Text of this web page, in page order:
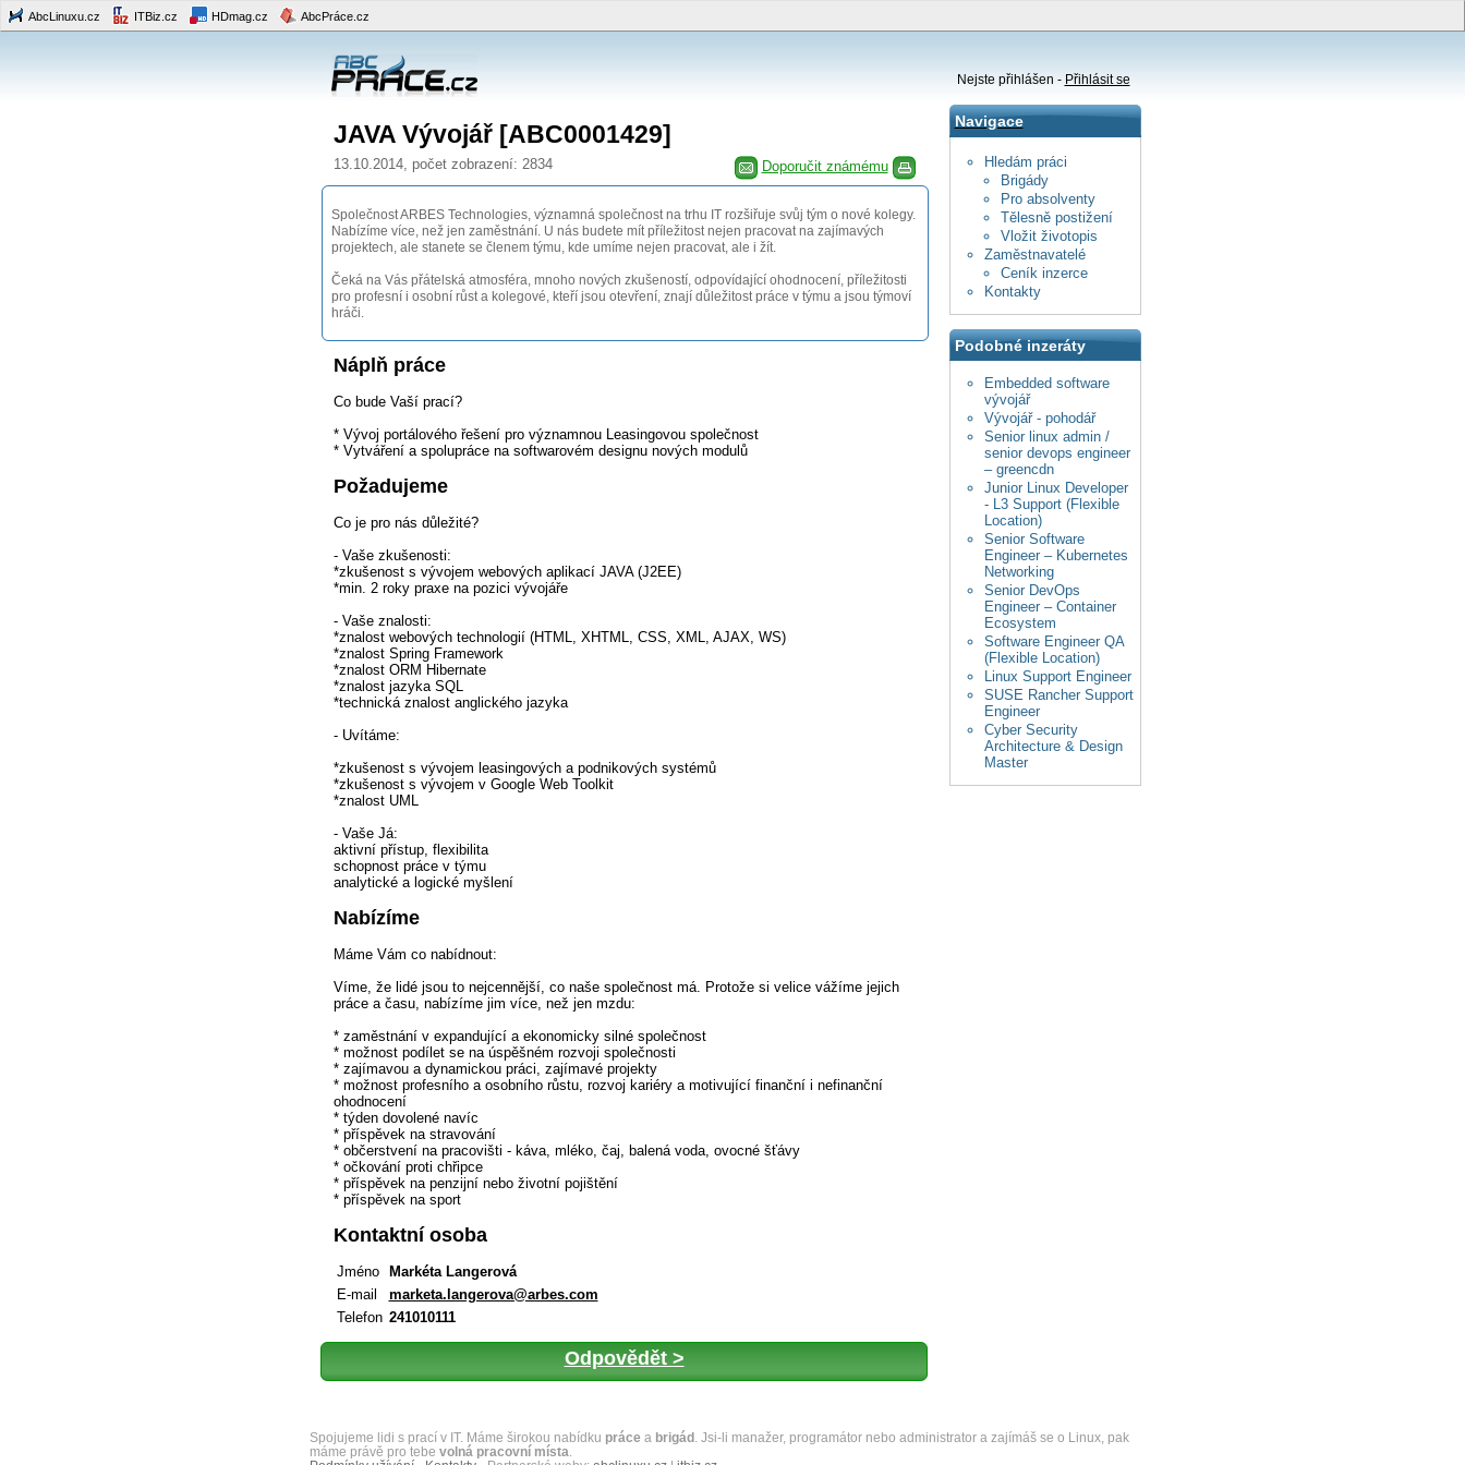
AbcLinuxu.cz ITBiz.cz HDmag.cz AbcPráce.cz
Nejste přihlášen - Přihlásit se
JAVA Vývojář [ABC0001429]
Doporučit známému
13.10.2014, počet zobrazení: 2834
Společnost ARBES Technologies, významná společnost na trhu IT rozšiřuje svůj tým o nové kolegy.
Nabízíme více, než jen zaměstnání. U nás budete mít příležitost nejen pracovat na zajímavých
projektech, ale stanete se členem týmu, kde umíme nejen pracovat, ale i žít.
Čeká na Vás přátelská atmosféra, mnoho nových zkušeností, odpovídající ohodnocení, příležitosti
pro profesní i osobní růst a kolegové, kteří jsou otevření, znají důležitost práce v týmu a jsou týmoví
hráči.
Náplň práce
Co bude Vaší prací?
* Vývoj portálového řešení pro významnou Leasingovou společnost
* Vytváření a spolupráce na softwarovém designu nových modulů
Požadujeme
Co je pro nás důležité?
- Vaše zkušenosti:
*zkušenost s vývojem webových aplikací JAVA (J2EE)
*min. 2 roky praxe na pozici vývojáře
- Vaše znalosti:
*znalost webových technologií (HTML, XHTML, CSS, XML, AJAX, WS)
*znalost Spring Framework
*znalost ORM Hibernate
*znalost jazyka SQL
*technická znalost anglického jazyka
- Uvítáme:
*zkušenost s vývojem leasingových a podnikových systémů
*zkušenost s vývojem v Google Web Toolkit
*znalost UML
- Vaše Já:
aktivní přístup, flexibilita
schopnost práce v týmu
analytické a logické myšlení
Nabízíme
Máme Vám co nabídnout:
Víme, že lidé jsou to nejcennější, co naše společnost má. Protože si velice vážíme jejich
práce a času, nabízíme jim více, než jen mzdu:
* zaměstnání v expandující a ekonomicky silné společnost
* možnost podílet se na úspěšném rozvoji společnosti
* zajímavou a dynamickou práci, zajímavé projekty
* možnost profesního a osobního růstu, rozvoj kariéry a motivující finanční i nefinanční
ohodnocení
* týden dovolené navíc
* příspěvek na stravování
* občerstvení na pracovišti - káva, mléko, čaj, balená voda, ovocné šťávy
* očkování proti chřipce
* příspěvek na penzijní nebo životní pojištění
* příspěvek na sport
Kontaktní osoba
Jméno
Markéta Langerová
E-mail
marketa.langerova@arbes.com
Telefon 241010111
Odpovědět >
Navigace
Hledám práci
Brigády
Pro absolventy
Tělesně postižení
Vložit životopis
Zaměstnavatelé
Ceník inzerce
Kontakty
Podobné inzeráty
Embedded software
vývojář
Vývojář - pohodář
Senior linux admin /
senior devops engineer
– greencdn
Junior Linux Developer
- L3 Support (Flexible
Location)
Senior Software
Engineer – Kubernetes
Networking
Senior DevOps
Engineer – Container
Ecosystem
Software Engineer QA
(Flexible Location)
Linux Support Engineer
SUSE Rancher Support
Engineer
Cyber Security
Architecture & Design
Master
Spojujeme lidi s prací v IT. Máme širokou nabídku práce a brigád
. Jsi-li manažer, programátor nebo administrator a zajímáš se o Linux, pak
máme právě pro tebe volná pracovní místa